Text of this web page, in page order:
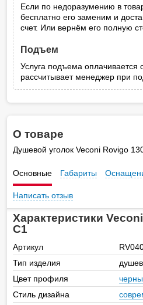
Если по недоразумению в
бесплатно его заменим и
счет. Или вернём его полную
Подъем
Услуга подъема оплачивается
рассчитывает менеджер при
О товаре
Душевой уголок Veconi Rovigo
Основные Габариты
Написать отзыв
Характеристики
C1
Артикул
Тип изделия
Цвет профиля
Стиль дизайна